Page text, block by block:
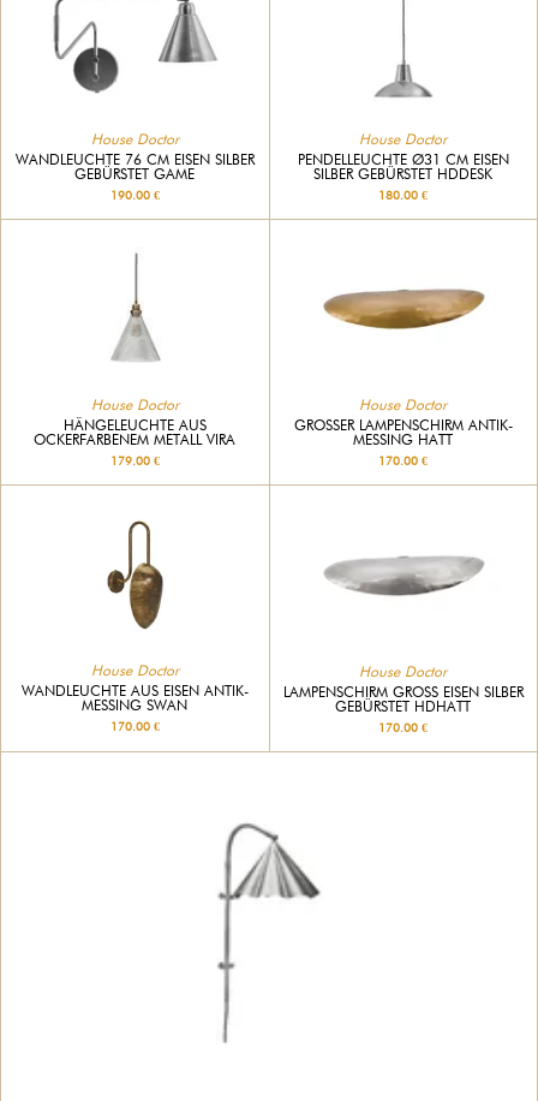
House Doctor
WANDLEUCHTE 76 CM EISEN SILBER
GEBÜRSTET GAME
190.00 €
House Doctor
PENDELLEUCHTE Ø31 CM EISEN
SILBER GEBÜRSTET HDDESK
180.00 €
House Doctor
HÄNGELEUCHTE AUS
OCKERFARBENEM METALL VIRA
179.00 €
House Doctor
GROSSER LAMPENSCHIRM ANTIK-M
ESSING HATT
170.00 €
House Doctor
WANDLEUCHTE AUS EISEN ANTIK-
MESSING SWAN
170.00 €
House Doctor
LAMPENSCHIRM GROSS EISEN SILBER G
EBÜRSTET HDHATT
170.00 €